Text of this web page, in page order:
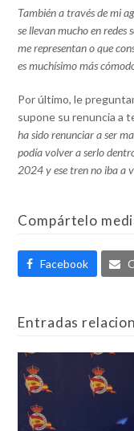
También a través de mi
se llevan mucho en redes
me representan o que
es muchísimo más
Por último, le
supone su renuncia a
ha sido renunciar a ser
podía volver a serlo
2024 y ese tren no iba a
Compártelo
Facebook
Entradas